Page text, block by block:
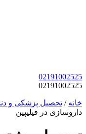
02191002525
02191002525
خانه / تحصیل پزشکی و
داروسازی در فیلیپین